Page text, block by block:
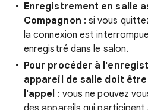
Enregistrement en salle
Compagnon : si vous
la connexion est
enregistré dans le salon.
Pour procéder à
appareil de salle doit
l'appel : vous ne pouvez